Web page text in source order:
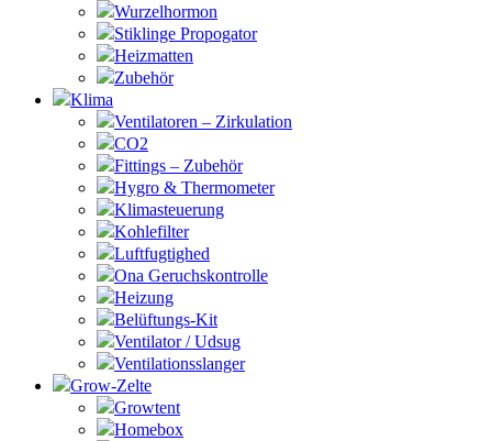
Wurzelhormon
Stiklinge Propogator
Heizmatten
Zubehör
Klima
Ventilatoren – Zirkulation
CO2
Fittings – Zubehör
Hygro & Thermometer
Klimasteuerung
Kohlefilter
Luftfugtighed
Ona Geruchskontrolle
Heizung
Belüftungs-Kit
Ventilator / Udsug
Ventilationsslanger
Grow-Zelte
Growtent
Homebox